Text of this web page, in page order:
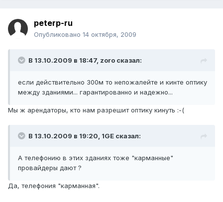
peterp-ru
Опубликовано 14 октября, 2009
В 13.10.2009 в 18:47, zoro сказал:
если действительно 300м то непожалейте и кинте оптику
между зданиями... гарантированно и надежно...
Мы ж арендаторы, кто нам разрешит оптику кинуть :-(
В 13.10.2009 в 19:20, 1GE сказал:
А телефонию в этих зданиях тоже "карманные"
провайдеры дают ?
Да, телефония "карманная".